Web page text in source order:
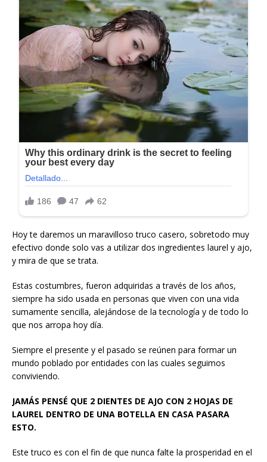
Hoy te daremos un maravilloso truco casero, sobretodo muy
efectivo donde solo vas a utilizar dos ingredientes laurel y ajo,
y mira de que se trata.
Estas costumbres, fueron adquiridas a través de los años,
siempre ha sido usada en personas que viven con una vida
sumamente sencilla, alejándose de la tecnología y de todo lo
que nos arropa hoy día.
Siempre el presente y el pasado se reúnen para formar un
mundo poblado por entidades con las cuales seguimos
conviviendo.
JAMÁS PENSÉ QUE 2 DIENTES DE AJO CON 2 HOJAS DE
LAUREL DENTRO DE UNA BOTELLA EN CASA PASARA
ESTO.
Este truco es con el fin de que nunca falte la prosperidad en el